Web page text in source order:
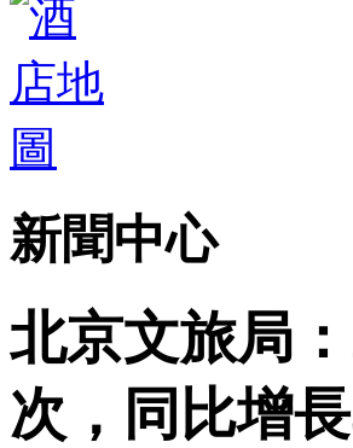
新聞中心
北京文旅局
次，同比增